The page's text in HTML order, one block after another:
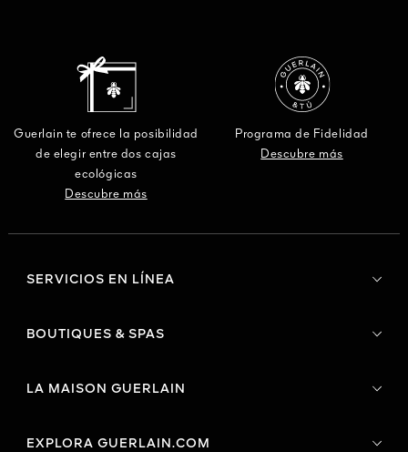
Guerlain te ofrece la posibilidad
de elegir entre dos cajas
ecológicas
Descubre más
Programa de Fidelidad
Descubre más
SERVICIOS EN LÍNEA
BOUTIQUES & SPAS
LA MAISON GUERLAIN
EXPLORA GUERLAIN.COM